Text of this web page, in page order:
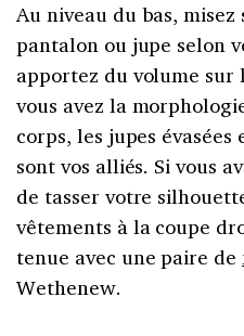
Au niveau du bas,
pantalon ou jupe selon
apportez du volume
vous avez la
corps, les jupes
sont vos alliés. Si vous
de tasser votre
vêtements à la coupe
tenue avec une paire de
Wethenew.